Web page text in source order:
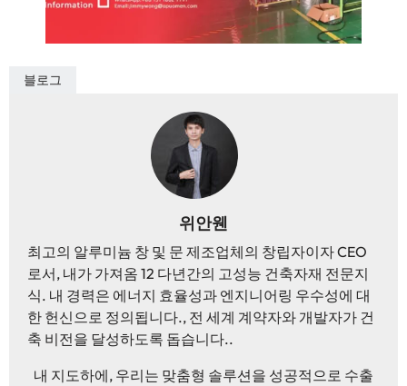
블로그
위안웬
최고의 알루미늄 창 및 문 제조업체의 창립자이자 CEO
로서, 내가 가져옴 12 다년간의 고성능 건축자재 전문지
식. 내 경력은 에너지 효율성과 엔지니어링 우수성에 대
한 헌신으로 정의됩니다., 전 세계 계약자와 개발자가 건
축 비전을 달성하도록 돕습니다..
내 지도하에, 우리는 맞춤형 솔루션을 성공적으로 수출